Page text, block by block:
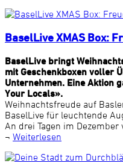
BaselLive XMAS Box:
BaselLive bringt
mit Geschenkboxen voller
Unternehmen. Eine Aktion
Your Locals».
Weihnachtsfreude auf
BaselLive für leuchtende
An drei Tagen im Dezember
¬ Weiterlesen